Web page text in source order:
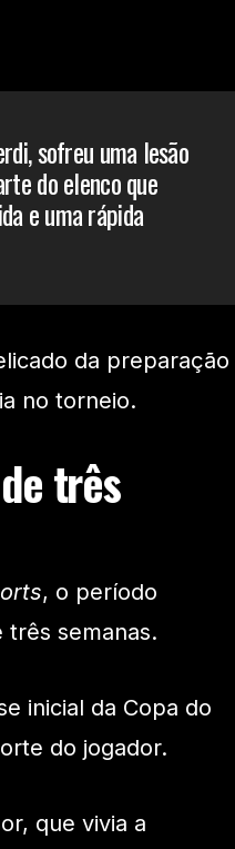
sofreu uma lesão
do elenco que
e uma rápida
da preparação
no torneio.
três
, o período
semanas.
inicial da Copa do
do jogador.
que vivia a